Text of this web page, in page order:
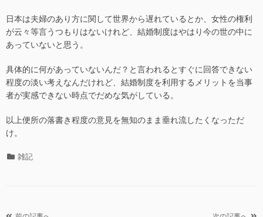
日本は夫婦のあり方に関して世界から遅れているとか、女性の権利
が云々等言うつもりはないけれど、結婚制度はやはり今の世の中に
あっていないと思う。
具体的に何があっていないんだ？と言われるとすぐに回答できない
程度の淡い考えなんだけれど、結婚制度を利用するメリットを当事
者が実感できない時点でだめな気がしている。
以上便所の落書き程度の意見を無知のまま垂れ流したくなっただ
け。
カ 雑記